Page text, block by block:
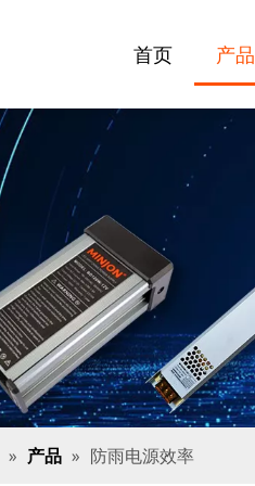
首页 产品
» 产品 » 防雨电源效率